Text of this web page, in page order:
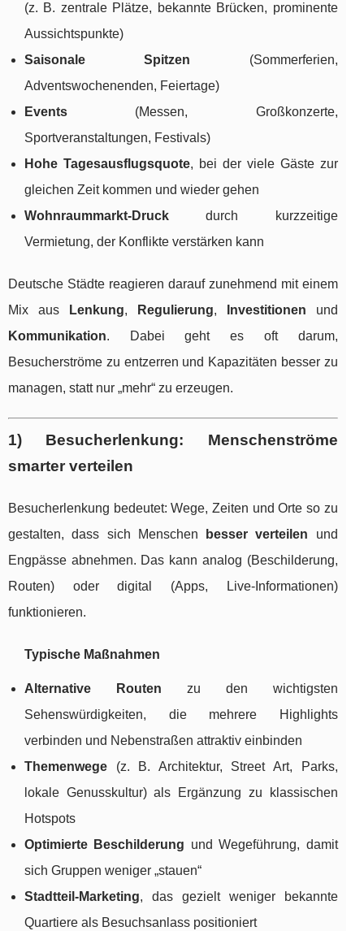
(z. B. zentrale Plätze, bekannte Brücken, prominente
Aussichtspunkte)
Saisonale Spitzen (Sommerferien,
Adventswochenenden, Feiertage)
Events (Messen, Großkonzerte,
Sportveranstaltungen, Festivals)
Hohe Tagesausflugsquote, bei der viele Gäste zur
gleichen Zeit kommen und wieder gehen
Wohnraummarkt-Druck durch kurzzeitige
Vermietung, der Konflikte verstärken kann
Deutsche Städte reagieren darauf zunehmend mit einem
Mix aus
Lenkung, Regulierung, Investitionen und
Kommunikation. Dabei geht es oft darum,
Besucherströme zu entzerren und Kapazitäten besser zu
managen, statt nur „mehr“ zu erzeugen.
1) Besucherlenkung: Menschenströme
smarter verteilen
Besucherlenkung bedeutet: Wege, Zeiten und Orte so zu
gestalten, dass sich Menschen
besser verteilen und
Engpässe abnehmen. Das kann analog (Beschilderung,
Routen) oder digital (Apps, Live-Informationen)
funktionieren.
Typische Maßnahmen
Alternative Routen zu den wichtigsten
Sehenswürdigkeiten, die mehrere Highlights
verbinden und Nebenstraßen attraktiv einbinden
Themenwege (z. B. Architektur, Street Art, Parks,
lokale Genusskultur) als Ergänzung zu klassischen
Hotspots
Optimierte Beschilderung und Wegeführung, damit
sich Gruppen weniger „stauen“
Stadtteil-Marketing, das gezielt weniger bekannte
Quartiere als Besuchsanlass positioniert